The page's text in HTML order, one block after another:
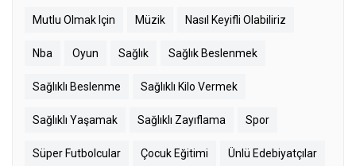
Mutlu Olmak Için Müzik Nasıl Keyifli Olabiliriz
Nba Oyun Sağlık Sağlık Beslenmek
Sağlıklı Beslenme Sağlıklı Kilo Vermek
Sağlıklı Yaşamak Sağlıklı Zayıflama Spor
Süper Futbolcular Çocuk Eğitimi Ünlü Edebiyatçılar